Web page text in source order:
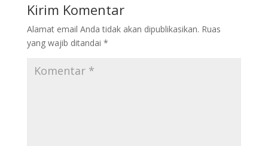
Kirim Komentar
Alamat email Anda tidak akan dipublikasikan. Ruas
yang wajib ditandai *